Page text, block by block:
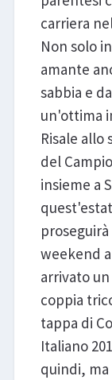
carriera
Non solo
amante
sabbia e
un'ottima
Risale
del
insieme a
weekend
arrivato
coppia
tappa di
Italiano
quindi,